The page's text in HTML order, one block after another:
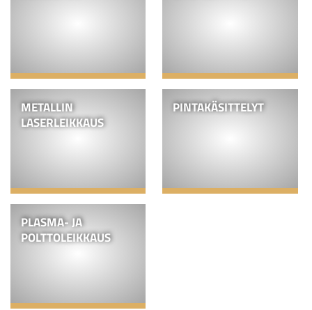
METALLIN
LASERLEIKKAUS
PINTA­KÄSITTELYT
PLASMA- JA
POLTTOLEIKKAUS